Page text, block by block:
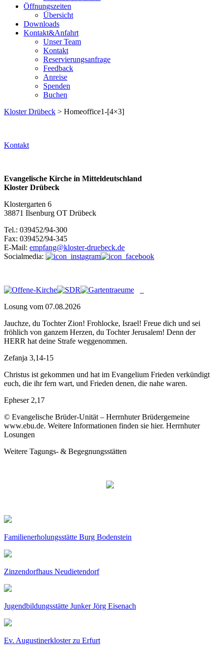
Öffnungszeiten
Übersicht
Downloads
Kontakt&Anfahrt
Unser Team
Kontakt
Reservierungsanfrage
Feedback
Anreise
Spenden
Buchen
Kloster Drübeck > Homeoffice1-[4×3]
Kontakt
Evangelische Kirche in Mitteldeutschland
Kloster Drübeck
Klostergarten 6
38871 Ilsenburg OT Drübeck
Tel.: 039452/94-300
Fax: 039452/94-345
E-Mail: empfang@kloster-druebeck.de
Socialmedia:
Losung vom 07.08.2026
Jauchze, du Tochter Zion! Frohlocke, Israel! Freue dich und sei
fröhlich von ganzem Herzen, du Tochter Jerusalem! Denn der
HERR hat deine Strafe weggenommen.
Zefanja 3,14-15
Christus ist gekommen und hat im Evangelium Frieden verkündigt
euch, die ihr fern wart, und Frieden denen, die nahe waren.
Epheser 2,17
© Evangelische Brüder-Unität – Herrnhuter Brüdergemeine
www.ebu.de. Weitere Informationen finden sie hier. Herrnhuter
Losungen
Weitere Tagungs- & Begegnungsstätten
Familienerholungsstätte Burg Bodenstein
Zinzendorfhaus Neudietendorf
Jugendbildungsstätte Junker Jörg Eisenach
Ev. Augustinerkloster zu Erfurt